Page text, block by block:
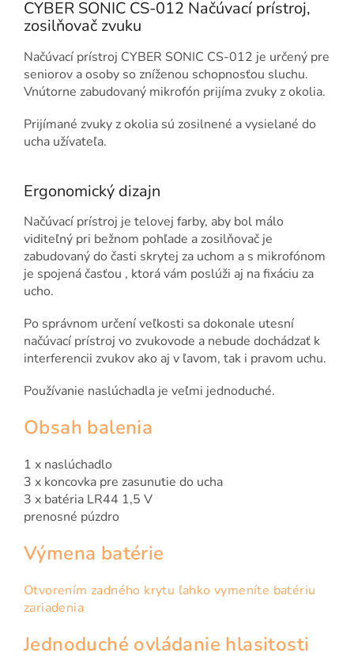
CYBER SONIC CS-012 Načúvací prístroj,
zosilňovač zvuku
Načúvací prístroj CYBER SONIC CS-012 je určený pre
seniorov a osoby so zníženou schopnosťou sluchu.
Vnútorne zabudovaný mikrofón prijíma zvuky z okolia.
Prijímané zvuky z okolia sú zosilnené a vysielané do
ucha užívateľa.
Ergonomický dizajn
Načúvací prístroj je telovej farby, aby bol málo
viditeľný pri bežnom pohľade a zosilňovač je
zabudovaný do časti skrytej za uchom a s mikrofónom
je spojená časťou , ktorá vám poslúži aj na fixáciu za
ucho.
Po správnom určení veľkosti sa dokonale utesní
načúvací prístroj vo zvukovode a nebude dochádzať k
interferencii zvukov ako aj v ľavom, tak i pravom uchu.
Používanie naslúchadla je veľmi jednoduché.
Obsah balenia
1 x naslúchadlo
3 x koncovka pre zasunutie do ucha
3 x batéria LR44 1,5 V
prenosné púzdro
Výmena batérie
Otvorením zadného krytu ľahko vymeníte batériu
zariadenia
Jednoduché ovládanie hlasitosti